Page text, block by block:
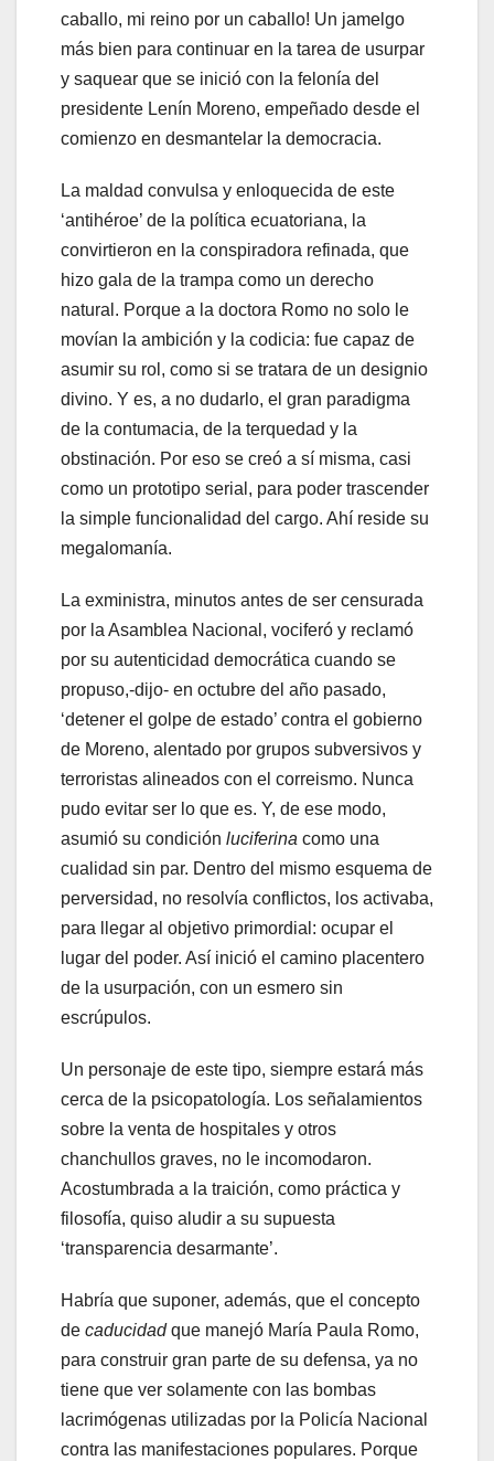
caballo, mi reino por un caballo! Un jamelgo
más bien para continuar en la tarea de usurpar
y saquear que se inició con la felonía del
presidente Lenín Moreno, empeñado desde el
comienzo en desmantelar la democracia.
La maldad convulsa y enloquecida de este
‘antihéroe’ de la política ecuatoriana, la
convirtieron en la conspiradora refinada, que
hizo gala de la trampa como un derecho
natural. Porque a la doctora Romo no solo le
movían la ambición y la codicia: fue capaz de
asumir su rol, como si se tratara de un designio
divino. Y es, a no dudarlo, el gran paradigma
de la contumacia, de la terquedad y la
obstinación. Por eso se creó a sí misma, casi
como un prototipo serial, para poder trascender
la simple funcionalidad del cargo. Ahí reside su
megalomanía.
La exministra, minutos antes de ser censurada
por la Asamblea Nacional, vociferó y reclamó
por su autenticidad democrática cuando se
propuso,-dijo- en octubre del año pasado,
‘detener el golpe de estado’ contra el gobierno
de Moreno, alentado por grupos subversivos y
terroristas alineados con el correismo. Nunca
pudo evitar ser lo que es. Y, de ese modo,
asumió su condición luciferina como una
cualidad sin par. Dentro del mismo esquema de
perversidad, no resolvía conflictos, los activaba,
para llegar al objetivo primordial: ocupar el
lugar del poder. Así inició el camino placentero
de la usurpación, con un esmero sin
escrúpulos.
Un personaje de este tipo, siempre estará más
cerca de la psicopatología. Los señalamientos
sobre la venta de hospitales y otros
chanchullos graves, no le incomodaron.
Acostumbrada a la traición, como práctica y
filosofía, quiso aludir a su supuesta
‘transparencia desarmante’.
Habría que suponer, además, que el concepto
de caducidadque manejó María Paula Romo,
para construir gran parte de su defensa, ya no
tiene que ver solamente con las bombas
lacrimógenas utilizadas por la Policía Nacional
contra las manifestaciones populares. Porque